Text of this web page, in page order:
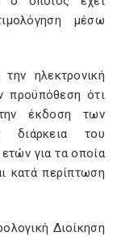
μέσω
ηλεκτρονική
προϋπόθεση ότι
έκδοση των
διάρκεια του
για τα οποία
κατά περίπτωση
Διοίκηση